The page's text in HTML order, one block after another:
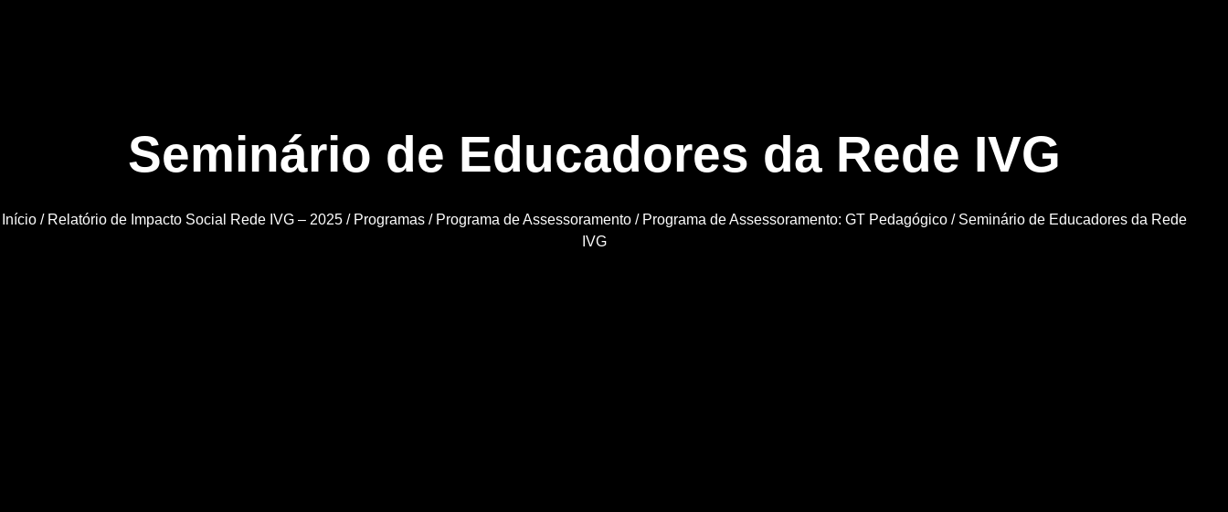
Seminário de Educadores da Rede IVG
Início/ Relatório de Impacto Social Rede IVG – 2025/ Programas/ Programa de Assessoramento/ Programa de Assessoramento: GT Pedagógico/ Seminário de Educadores da Rede
IVG